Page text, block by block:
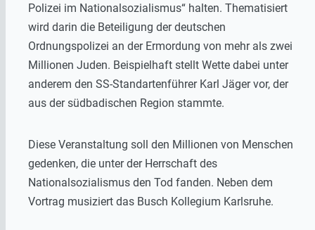
Polizei im Nationalsozialismus“ halten. Thematisiert
wird darin die Beteiligung der deutschen
Ordnungspolizei an der Ermordung von mehr als zwei
Millionen Juden. Beispielhaft stellt Wette dabei unter
anderem den SS-Standartenführer Karl Jäger vor, der
aus der südbadischen Region stammte.
Diese Veranstaltung soll den Millionen von Menschen
gedenken, die unter der Herrschaft des
Nationalsozialismus den Tod fanden. Neben dem
Vortrag musiziert das Busch Kollegium Karlsruhe.